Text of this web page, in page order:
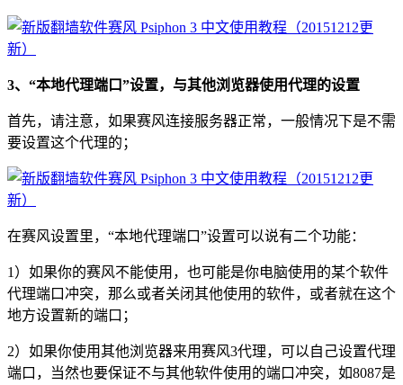
3、“本地代理端口”设置，与其他浏览器使用代理的设置
首先，请注意，如果赛风连接服务器正常，一般情况下是不需
要设置这个代理的；
在赛风设置里，“本地代理端口”设置可以说有二个功能：
1）如果你的赛风不能使用，也可能是你电脑使用的某个软件
代理端口冲突，那么或者关闭其他使用的软件，或者就在这个
地方设置新的端口；
2）如果你使用其他浏览器来用赛风3代理，可以自己设置代理
端口，当然也要保证不与其他软件使用的端口冲突，如8087是